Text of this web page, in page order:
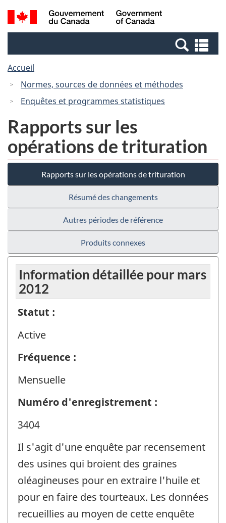
Passer
au
Passer
à
Canada
Recherche
et
et
Accueil
Normes, sources de données et méthodes
Enquêtes et programmes statistiques
Rapports sur les
opérations de trituration
Rapports sur les opérations de trituration
Résumé des changements
Autres périodes de référence
Produits connexes
Information détaillée pour mars
2012
Statut :
Active
Fréquence :
Mensuelle
Numéro d'enregistrement :
3404
Il s'agit d'une enquête par recensement
des usines qui broient des graines
oléagineuses pour en extraire l'huile et
pour en faire des tourteaux. Les données
recueillies au moyen de cette enquête